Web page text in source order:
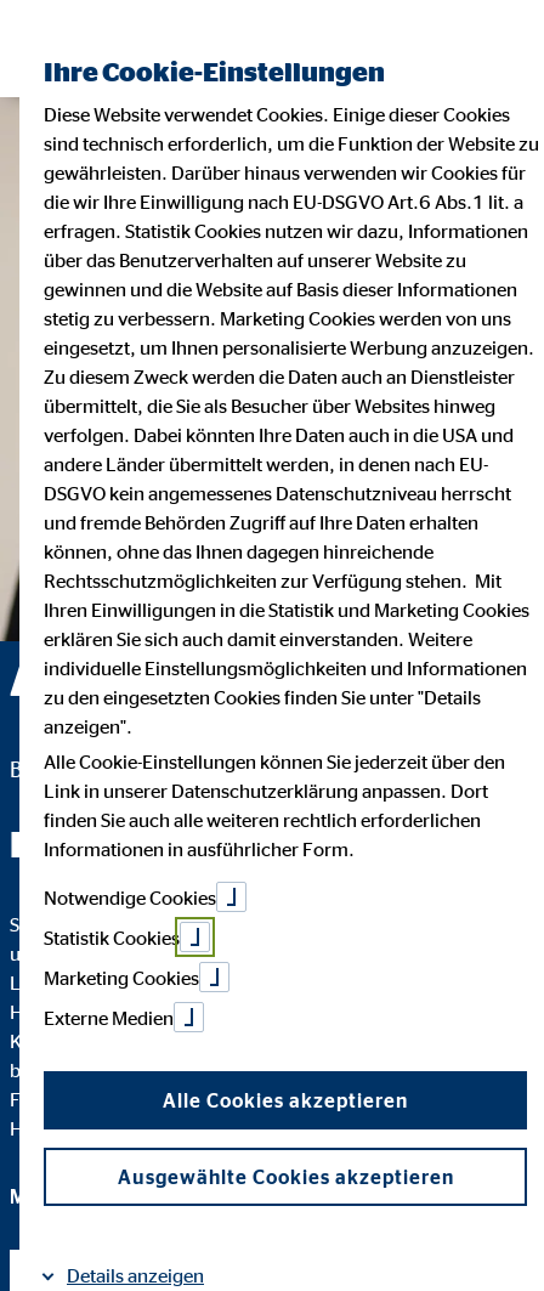
Axel Beta — Hamburg
Bezirksleiter für die OVB Vermögensberatung AG
Finanzen - richtig einfach
Sie haben ambitionierte Ziele, verschiedene großartige Stärken
und Fähigkeiten und wollen etwas großartiges aus Ihrem
Leben machen. Aber - Sie stehen mit Versicherungen,
Hausfinanzierung, Investments und Finanzplanung auf dem
Kriegsfuß und haben keine Zeit und Lust sich damit zu
beschäftigen. Erfahren Sie, wie Sie Ihre Ziele erreichen und Ihre
Finanzen zukünftig einfach, zeitsparend und ohne lästiges
Haushaltsbuch planen können. Auf nur einer Seite DIN A4.
Mit Ihrem persönlichen Finanzkompass.
Kontakt aufnehmen
Ihre Cookie-Einstellungen
Diese Website verwendet Cookies. Einige dieser Cookies
sind technisch erforderlich, um die Funktion der Website zu
gewährleisten. Darüber hinaus verwenden wir Cookies für
die wir Ihre Einwilligung nach EU-DSGVO Art.6 Abs.1 lit. a
erfragen. Statistik Cookies nutzen wir dazu, Informationen
über das Benutzerverhalten auf unserer Website zu
gewinnen und die Website auf Basis dieser Informationen
stetig zu verbessern. Marketing Cookies werden von uns
eingesetzt, um Ihnen personalisierte Werbung anzuzeigen.
Zu diesem Zweck werden die Daten auch an Dienstleister
übermittelt, die Sie als Besucher über Websites hinweg
verfolgen. Dabei könnten Ihre Daten auch in die USA und
andere Länder übermittelt werden, in denen nach EU-
DSGVO kein angemessenes Datenschutzniveau herrscht
und fremde Behörden Zugriff auf Ihre Daten erhalten
können, ohne das Ihnen dagegen hinreichende
Rechtsschutzmöglichkeiten zur Verfügung stehen. Mit
Ihren Einwilligungen in die Statistik und Marketing Cookies
erklären Sie sich auch damit einverstanden. Weitere
individuelle Einstellungsmöglichkeiten und Informationen
zu den eingesetzten Cookies finden Sie unter "Details
anzeigen".
Alle Cookie-Einstellungen können Sie jederzeit über den
Link in unserer Datenschutzerklärung anpassen. Dort
finden Sie auch alle weiteren rechtlich erforderlichen
Informationen in ausführlicher Form.
Notwendige Cookies
Statistik Cookies
Marketing Cookies
Externe Medien
Alle Cookies akzeptieren
Ausgewählte Cookies akzeptieren
Details anzeigen